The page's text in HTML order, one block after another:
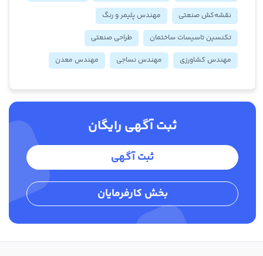
نقشه‌کش صنعتی
مهندس پلیمر و رنگ
تکنسین تاسیسات ساختمان
طراحی صنعتی
مهندس کشاورزی
مهندس نساجی مهندس معدن
ثبت آگهی رایگان
ثبت آگهی
بخش کارفرمایان